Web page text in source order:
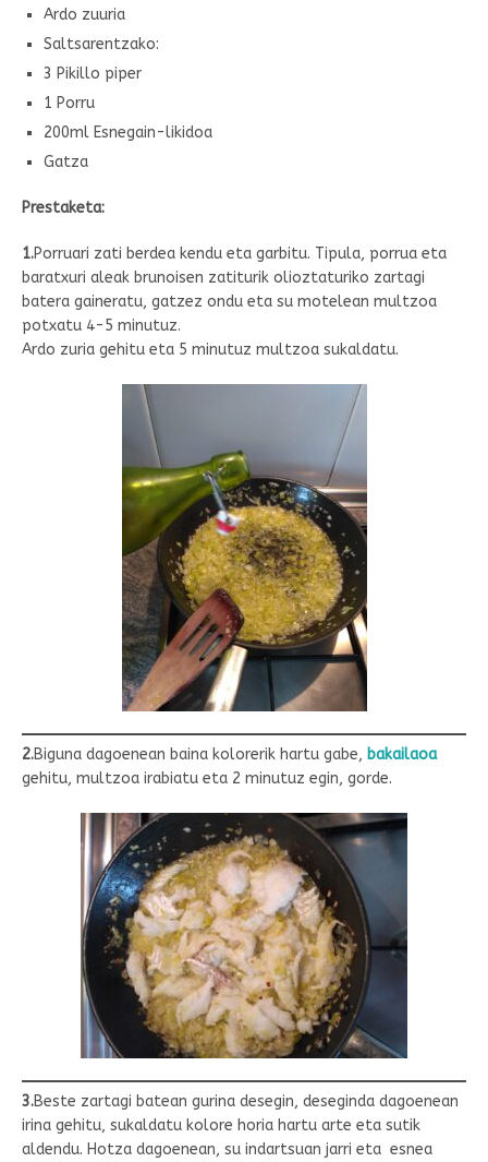
Ardo zuuria
Saltsarentzako:
3 Pikillo piper
1 Porru
200ml Esnegain-likidoa
Gatza
Prestaketa:
1.Porruari zati berdea kendu eta garbitu. Tipula, porrua eta
baratxuri aleak brunoisen zatiturik olioztaturiko zartagi
batera gaineratu, gatzez ondu eta su motelean multzoa
potxatu 4-5 minutuz.
Ardo zuria gehitu eta 5 minutuz multzoa sukaldatu.
2.Biguna dagoenean baina kolorerik hartu gabe, bakailaoa
gehitu, multzoa irabiatu eta 2 minutuz egin, gorde.
3.Beste zartagi batean gurina desegin, deseginda dagoenean
irina gehitu, sukaldatu kolore horia hartu arte eta sutik
aldendu. Hotza dagoenean, su indartsuan jarri eta esnea